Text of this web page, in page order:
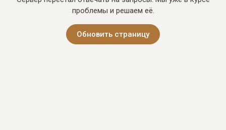
проблемы и решаем её.
Обновить страницу